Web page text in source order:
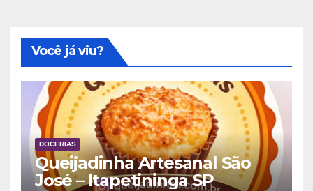
Você já viu?
DOCERIAS
Queijadinha Artesanal São
José – Itapetininga SP